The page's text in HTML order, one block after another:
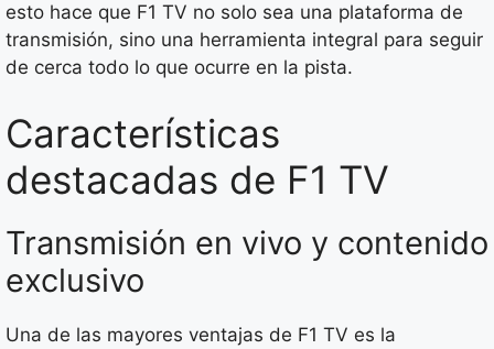
esto hace que F1 TV no solo sea una plataforma de
transmisión, sino una herramienta integral para seguir
de cerca todo lo que ocurre en la pista.
Características
destacadas de F1 TV
Transmisión en vivo y contenido
exclusivo
Una de las mayores ventajas de F1 TV es la